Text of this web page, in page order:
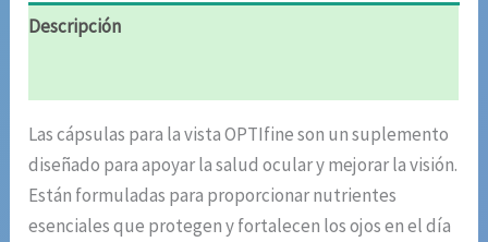
Descripción
Las cápsulas para la vista OPTIfine son un suplemento
diseñado para apoyar la salud ocular y mejorar la visión.
Están formuladas para proporcionar nutrientes
esenciales que protegen y fortalecen los ojos en el día